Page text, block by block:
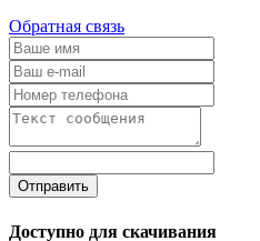
Обратная связь
Отправить
Доступно для скачивания